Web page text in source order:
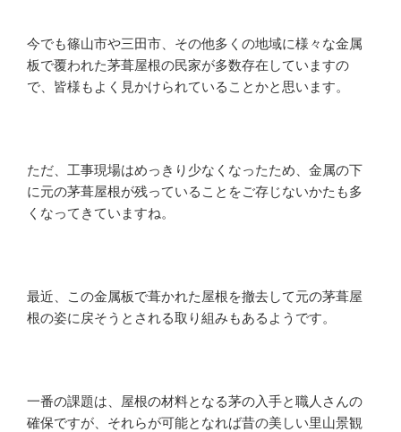
今でも篠山市や三田市、その他多くの地域に様々な金属
板で覆われた茅葺屋根の民家が多数存在していますの
で、皆様もよく見かけられていることかと思います。
ただ、工事現場はめっきり少なくなったため、金属の下
に元の茅葺屋根が残っていることをご存じないかたも多
くなってきていますね。
最近、この金属板で葺かれた屋根を撤去して元の茅葺屋
根の姿に戻そうとされる取り組みもあるようです。
一番の課題は、屋根の材料となる茅の入手と職人さんの
確保ですが、それらが可能となれば昔の美しい里山景観